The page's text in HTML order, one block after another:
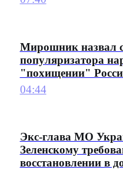
Мирошник назвал
популяризатора
"похищении"
04:44
Экс-глава МО
Зеленскому
восстановлении в